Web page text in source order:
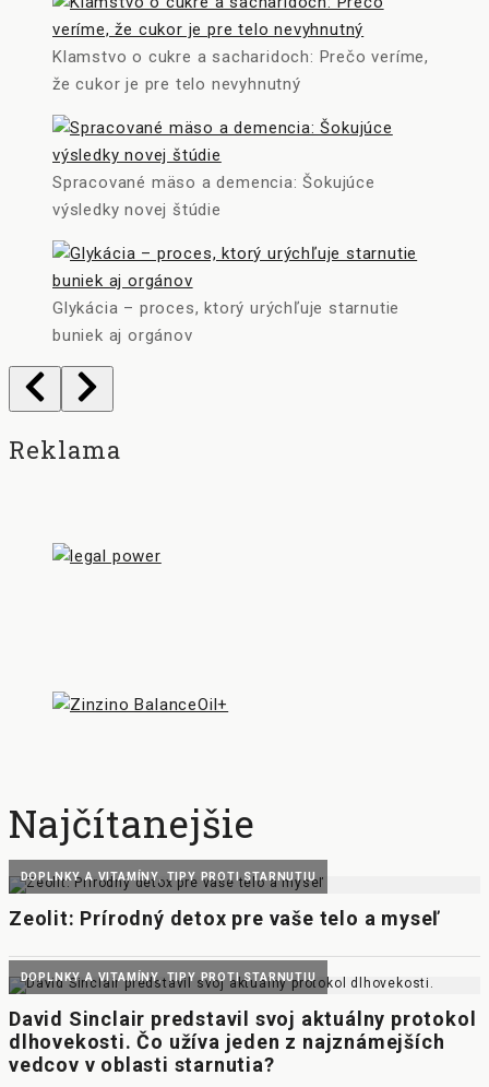
Klamstvo o cukre a sacharidoch: Prečo veríme,
že cukor je pre telo nevyhnutný
Spracované mäso a demencia: Šokujúce
výsledky novej štúdie
Glykácia – proces, ktorý urýchľuje starnutie
buniek aj orgánov
Reklama
Najčítanejšie